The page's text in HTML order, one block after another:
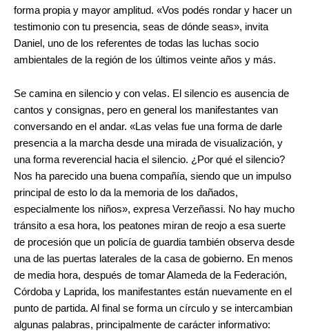
forma propia y mayor amplitud. «Vos podés rondar y hacer un
testimonio con tu presencia, seas de dónde seas», invita
Daniel, uno de los referentes de todas las luchas socio
ambientales de la región de los últimos veinte años y más.
Se camina en silencio y con velas. El silencio es ausencia de
cantos y consignas, pero en general los manifestantes van
conversando en el andar. «Las velas fue una forma de darle
presencia a la marcha desde una mirada de visualización, y
una forma reverencial hacia el silencio. ¿Por qué el silencio?
Nos ha parecido una buena compañía, siendo que un impulso
principal de esto lo da la memoria de los dañados,
especialmente los niños», expresa Verzeñassi. No hay mucho
tránsito a esa hora, los peatones miran de reojo a esa suerte
de procesión que un policía de guardia también observa desde
una de las puertas laterales de la casa de gobierno. En menos
de media hora, después de tomar Alameda de la Federación,
Córdoba y Laprida, los manifestantes están nuevamente en el
punto de partida. Al final se forma un círculo y se intercambian
algunas palabras, principalmente de carácter informativo: